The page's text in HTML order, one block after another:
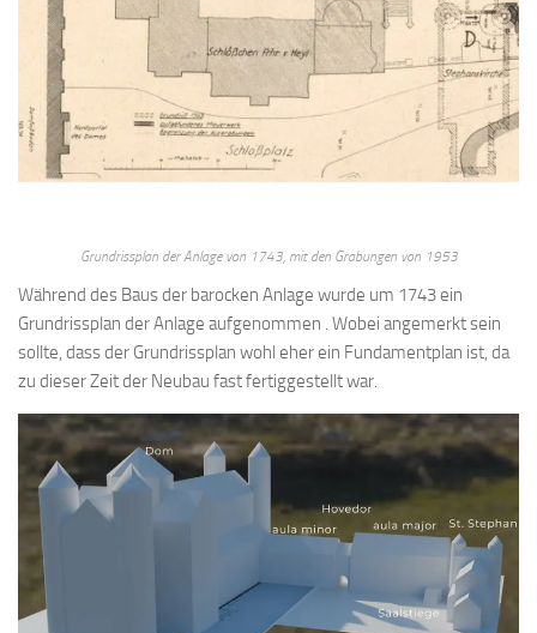
Grundrissplan der Anlage von 1743, mit den Grabungen von 1953
Während des Baus der barocken Anlage wurde um 1743 ein
Grundrissplan der Anlage aufgenommen . Wobei angemerkt sein
sollte, dass der Grundrissplan wohl eher ein Fundamentplan ist, da
zu dieser Zeit der Neubau fast fertiggestellt war.